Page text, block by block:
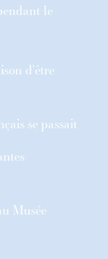
le
d’être
se passait
Musée